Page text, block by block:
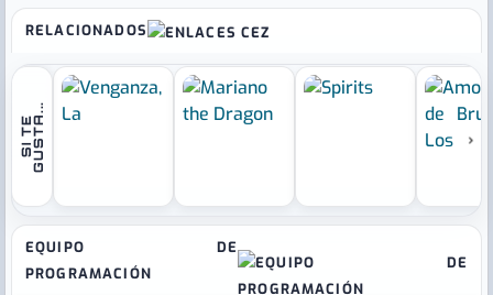
RELACIONADOS
S
I
T
E
G
U
S
T
A
.
.. ›
EQUIPO DE
PROGRAMACIÓN